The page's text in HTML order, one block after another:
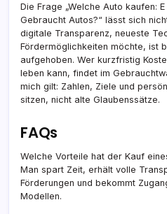
Die Frage „Welche Auto kaufen:
Gebraucht Autos?“ lässt sich
digitale Transparenz, neueste
Fördermöglichkeiten möchte, ist
aufgehoben. Wer kurzfristig
leben kann, findet im
mich gilt: Zahlen, Ziele und
sitzen, nicht alte Glaubenssätze.
FAQs
Welche Vorteile hat der Kauf
Man spart Zeit, erhält volle
Förderungen und bekommt
Modellen.